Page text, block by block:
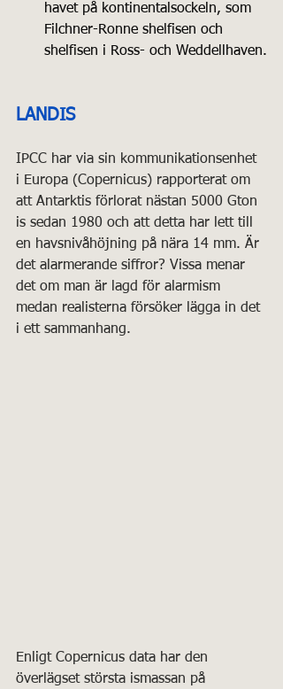
havet på kontinentalsockeln, som
Filchner-Ronne shelfisen och
shelfisen i Ross- och Weddellhaven.
LANDIS
IPCC har via sin kommunikationsenhet
i Europa (Copernicus) rapporterat om
att Antarktis förlorat nästan 5000 Gton
is sedan 1980 och att detta har lett till
en havsnivåhöjning på nära 14 mm. Är
det alarmerande siffror? Vissa menar
det om man är lagd för alarmism
medan realisterna försöker lägga in det
i ett sammanhang.
Enligt Copernicus data har den
överlägset största ismassan på